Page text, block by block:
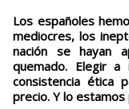
Los españoles
mediocres, los
nación se hayan
quemado. Elegir
consistencia ética
precio. Y lo estamos